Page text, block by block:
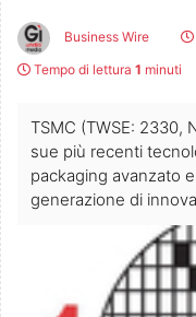
Business Wire
Tempo di lettura 1 minuti
TSMC (TWSE: 2330,
sue più recenti
packaging avanzato
generazione di